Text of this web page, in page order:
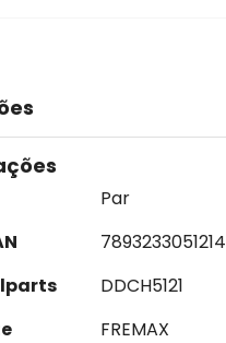
Par
7893233051214
DDCH5121
FREMAX